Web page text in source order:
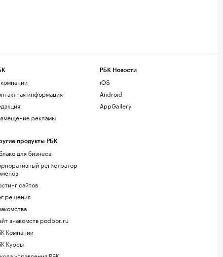
информация
рекламы
продукты РБК
для бизнеса
регистратор
сайтов
знакомств podbor.ru
Компании
Курсы
РБК Новости
iOS
Android
AppGallery